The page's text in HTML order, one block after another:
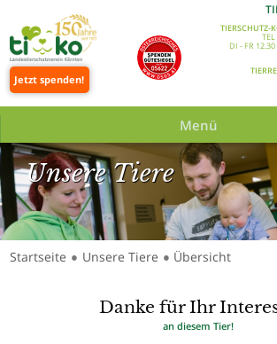
Jetzt spenden!
TIERSCHUTZ-
DI - FR
Menü
Unsere Tiere
Startseite ● Unsere Tiere ● Übersicht
Danke für Ihr
an diesem Tier!